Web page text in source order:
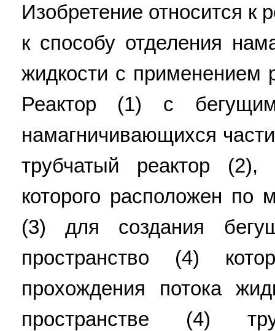
Изобретение относится к
к способу отделения
жидкости с применением
Реактор (1) с
намагничивающихся
трубчатый реактор (2),
которого расположен
(3) для создания
пространство (4)
прохождения потока
пространстве (4)